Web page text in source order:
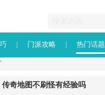
门派攻略 热门话题
传奇地图不刷怪有经验吗